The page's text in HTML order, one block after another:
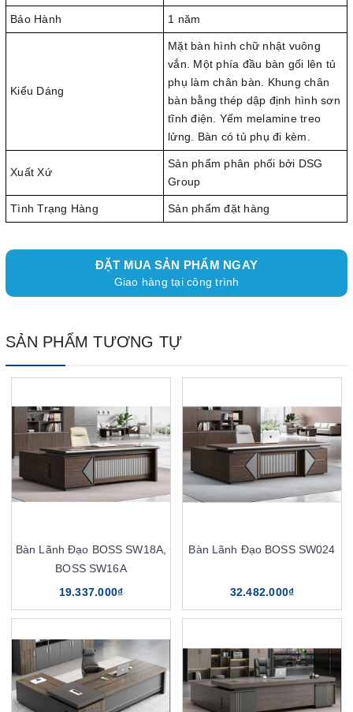
Bảo Hành 1 năm
Kiểu Dáng
Mặt bàn hình chữ nhật vuông
vắn. Một phía đầu bàn gối lên tủ
phụ làm chân bàn. Khung chân
bàn bằng thép dập định hình sơn
tĩnh điện. Yếm melamine treo
lửng. Bàn có tủ phụ đi kèm.
Xuất Xứ
Sản phẩm phân phối bởi DSG
Group
Tình Trạng Hàng Sản phẩm đặt hàng
ĐẶT MUA SẢN PHẨM NGAY
Giao hàng tại công trình
SẢN PHẨM TƯƠNG TỰ
Bàn Lãnh Đạo BOSS SW18A,
BOSS SW16A
19.337.000₫
Bàn Lãnh Đạo BOSS SW024
32.482.000₫